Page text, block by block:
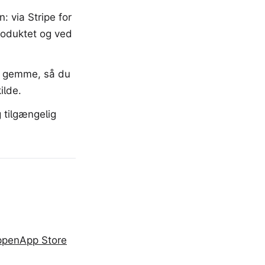
via Stripe for
og ved
så du
tilgængelig
App Store